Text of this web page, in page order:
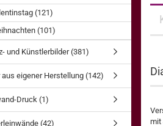
mit
(121)
(101)
und Künstlerbilder (381)
aus eigener Herstellung (142)
Druck (1)
(42)